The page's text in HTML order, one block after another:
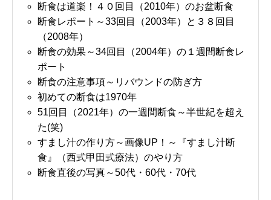
断食は道楽！４０回目（2010年）のお盆断食
断食レポート～33回目（2003年）と３８回目
（2008年）
断食の効果～34回目（2004年）の１週間断食レ
ポート
断食の注意事項～リバウンドの防ぎ方
初めての断食は1970年
51回目（2021年）の一週間断食～半世紀を超え
た(笑)
すまし汁の作り方～画像UP！～『すまし汁断
食』（西式甲田式療法）のやり方
断食直後の写真～50代・60代・70代